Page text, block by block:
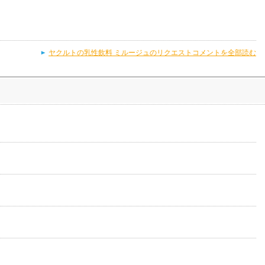
ヤクルトの乳性飲料 ミルージュのリクエストコメントを全部読む